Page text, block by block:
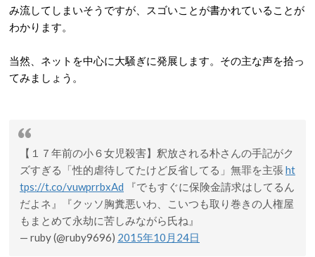
み流してしまいそうですが、スゴいことが書かれていることが
わかります。
当然、ネットを中心に大騒ぎに発展します。その主な声を拾っ
てみましょう。
【１７年前の小６女児殺害】釈放される朴さんの手記がク
ズすぎる「性的虐待してたけど反省してる」無罪を主張 ht
tps://t.co/vuwprrbxAd 『でもすぐに保険金請求はしてるん
だよネ』『クッソ胸糞悪いわ、こいつも取り巻きの人権屋
もまとめて永劫に苦しみながら氏ね』
— ruby (@ruby9696) 2015年10月24日